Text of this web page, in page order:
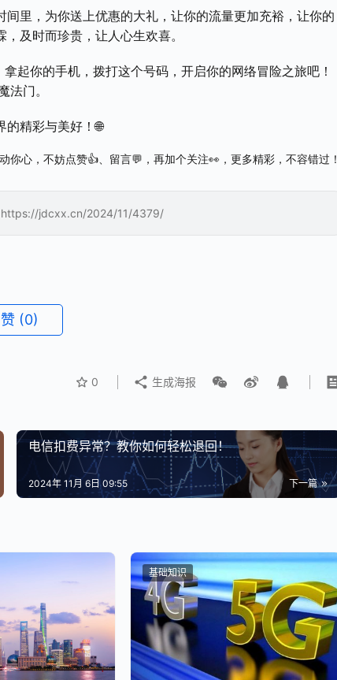
里，为你送上优惠的大礼，让你的流量更加充裕，让你的
及时而珍贵，让人心生欢喜。
起你的手机，拨打这个号码，开启你的网络冒险之旅吧！
法门。
精彩与美好！🌐
你心，不妨点赞👍、留言💬，再加个关注👀，更多精彩，不容错过！
https://jdcxx.cn/2024/11/4379/
(0)
0 生成海报
电信扣费异常？教你如何轻松退回！
下一篇
2024年 11月 6日 09:55
基础知识